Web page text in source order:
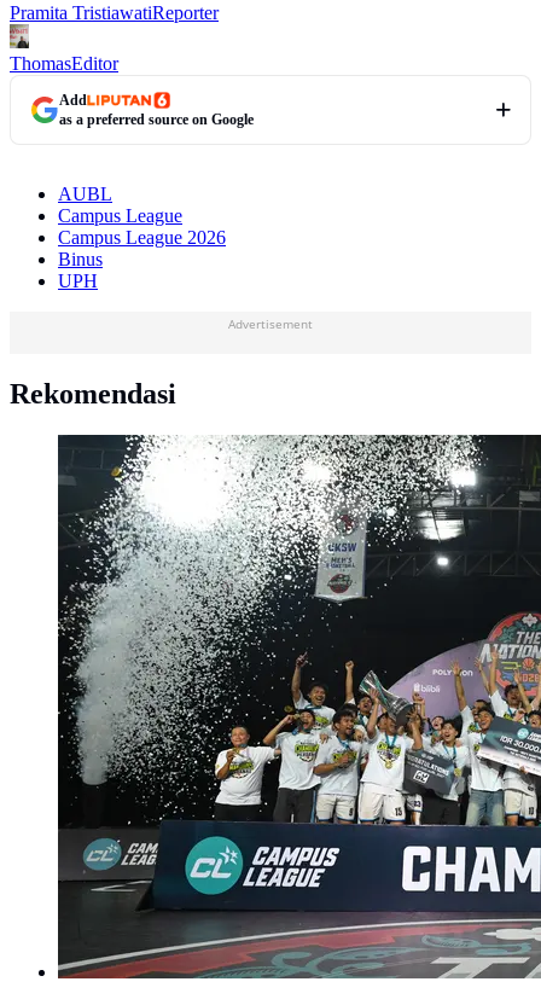
Pramita TristiawatiReporter
ThomasEditor
Add
as a preferred source on Google
AUBL
Campus League
Campus League 2026
Binus
UPH
Advertisement
Rekomendasi